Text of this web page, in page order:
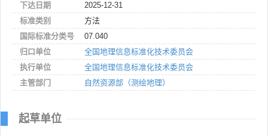
下达日期
2025-12-31
标准类别
方法
国际标准分类号
07.040
归口单位
全国地理信息标准化技术委员会
执行单位
全国地理信息标准化技术委员会
主管部门
自然资源部（测绘地理）
起草单位